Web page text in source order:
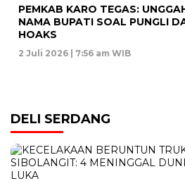
PEMKAB KARO TEGAS:
NAMA BUPATI SOAL PUNGLI
HOAKS
2 Juli 2026 | 7:56 am WIB
DELI SERDANG